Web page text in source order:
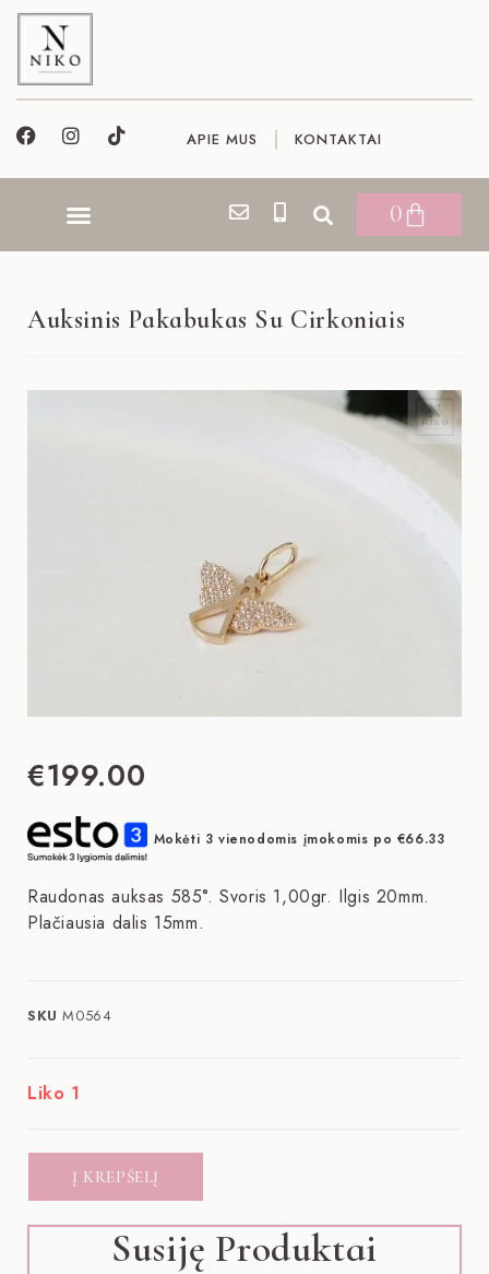
APIE MUS KONTAKTAI
0
Auksinis Pakabukas Su Cirkoniais
€199.00
Mokėti 3 vienodomis įmokomis po €66.33
Raudonas auksas 585°. Svoris 1,00gr. Ilgis 20mm.
Plačiausia dalis 15mm.
SKUM0564
Liko 1
Į KREPŠELĮ
Susiję Produktai